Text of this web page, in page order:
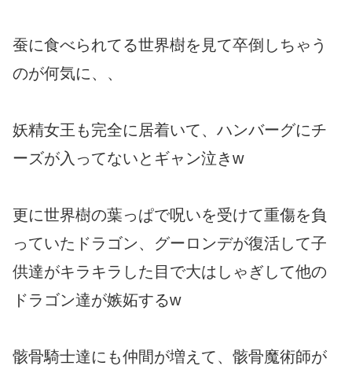
蚕に食べられてる世界樹を見て卒倒しちゃう
のが何気に、、
妖精女王も完全に居着いて、ハンバーグにチ
ーズが入ってないとギャン泣きw
更に世界樹の葉っぱで呪いを受けて重傷を負
っていたドラゴン、グーロンデが復活して子
供達がキラキラした目で大はしゃぎして他の
ドラゴン達が嫉妬するw
骸骨騎士達にも仲間が増えて、骸骨魔術師が